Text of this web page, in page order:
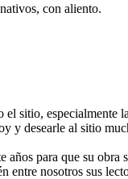
con aliento.
sitio,
desearle al sitio
para que su
entre nosotros sus